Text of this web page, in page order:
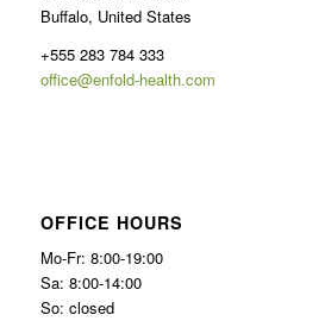
Buffalo, United States
+555 283 784 333
office@enfold-health.com
OFFICE HOURS
Mo-Fr: 8:00-19:00
Sa: 8:00-14:00
So: closed